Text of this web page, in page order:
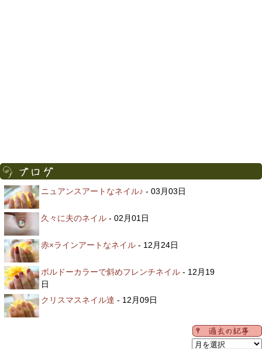
ニュアンスアートなネイル♪ - 03月03日
久々に夫のネイル - 02月01日
赤×ラインアートなネイル - 12月24日
ボルドーカラーで斜めフレンチネイル - 12月19
日
クリスマスネイル達 - 12月09日